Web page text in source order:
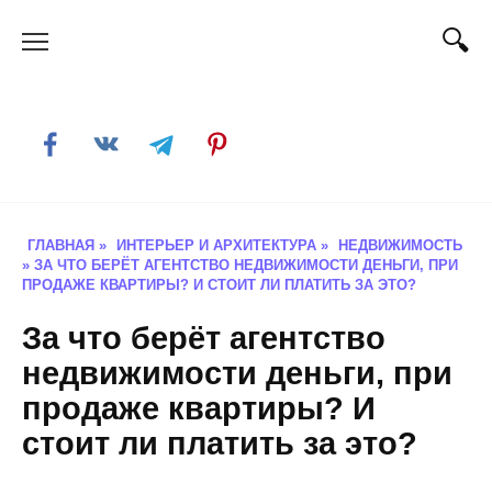
ГЛАВНАЯ » ИНТЕРЬЕР И АРХИТЕКТУРА »
НЕДВИЖИМОСТЬ
» ЗА ЧТО БЕРЁТ АГЕНТСТВО НЕДВИЖИМОСТИ ДЕНЬГИ, ПРИ
ПРОДАЖЕ КВАРТИРЫ? И СТОИТ ЛИ ПЛАТИТЬ ЗА ЭТО?
За что берёт агентство
недвижимости деньги, при
продаже квартиры? И
стоит ли платить за это?